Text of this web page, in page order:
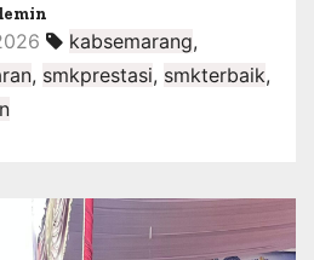
kabsemarang,
, smkprestasi, smkterbaik,